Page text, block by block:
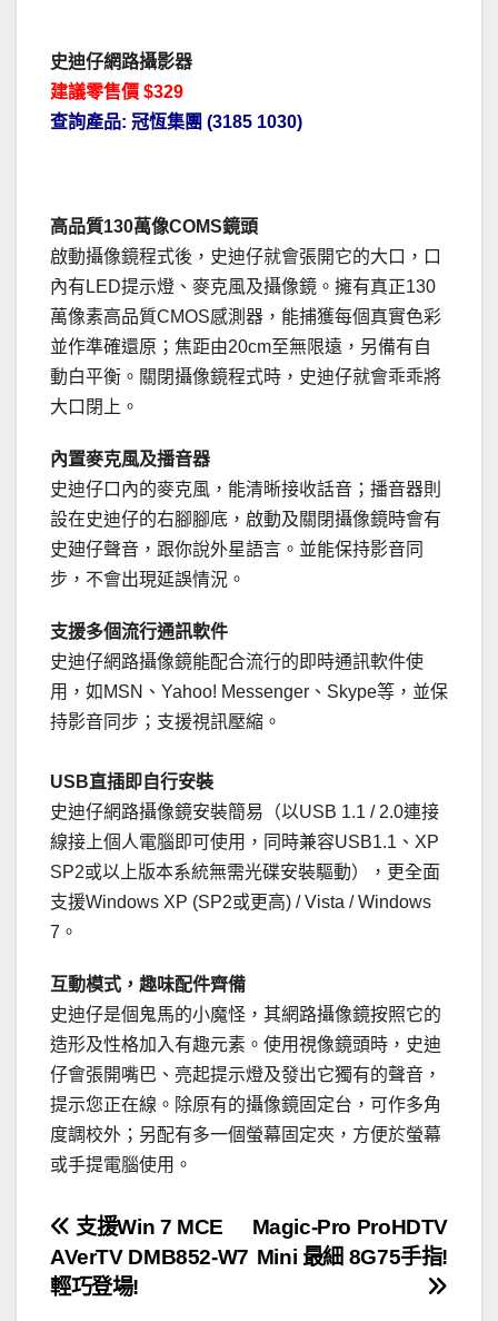
史迪仔網路攝影器
建議零售價 $329
查詢產品: 冠恆集團 (3185 1030)
高品質130萬像COMS鏡頭
啟動攝像鏡程式後，史迪仔就會張開它的大口，口
內有LED提示燈、麥克風及攝像鏡。擁有真正130
萬像素高品質CMOS感測器，能捕獲每個真實色彩
並作準確還原；焦距由20cm至無限遠，另備有自
動白平衡。關閉攝像鏡程式時，史迪仔就會乖乖將
大口閉上。
內置麥克風及播音器
史迪仔口內的麥克風，能清晰接收話音；播音器則
設在史迪仔的右腳腳底，啟動及關閉攝像鏡時會有
史廸仔聲音，跟你說外星語言。並能保持影音同
步，不會出現延誤情況。
支援多個流行通訊軟件
史迪仔網路攝像鏡能配合流行的即時通訊軟件使
用，如MSN、Yahoo! Messenger、Skype等，並保
持影音同步；支援視訊壓縮。
USB直插即自行安裝
史迪仔網路攝像鏡安裝簡易（以USB 1.1 / 2.0連接
線接上個人電腦即可使用，同時兼容USB1.1、XP
SP2或以上版本系統無需光碟安裝驅動），更全面
支援Windows XP (SP2或更高) / Vista / Windows
7。
互動模式，趣味配件齊備
史迪仔是個鬼馬的小魔怪，其網路攝像鏡按照它的
造形及性格加入有趣元素。使用視像鏡頭時，史迪
仔會張開嘴巴、亮起提示燈及發出它獨有的聲音，
提示您正在線。除原有的攝像鏡固定台，可作多角
度調校外；另配有多一個螢幕固定夾，方便於螢幕
或手提電腦使用。
文
章
Magic-Pro ProHDTV
Mini 最細 8G75手指!
支援Win 7 MCE
AVerTV DMB852-W7
輕巧登場!